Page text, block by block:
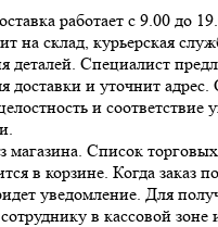
работает с 9.00 до
на склад, курьерская
деталей. Специалист
доставки и уточнит
и соответствие
магазина. Список
в корзине. Когда заказ
уведомление. Для
в кассовой зоне